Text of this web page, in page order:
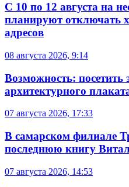
С 10 по 12 августа на
планируют отключать
адресов
08 августа 2026, 9:14
Возможность: посетить
архитектурного
07 августа 2026, 17:33
В самарском филиале
последнюю книгу
07 августа 2026, 14:53